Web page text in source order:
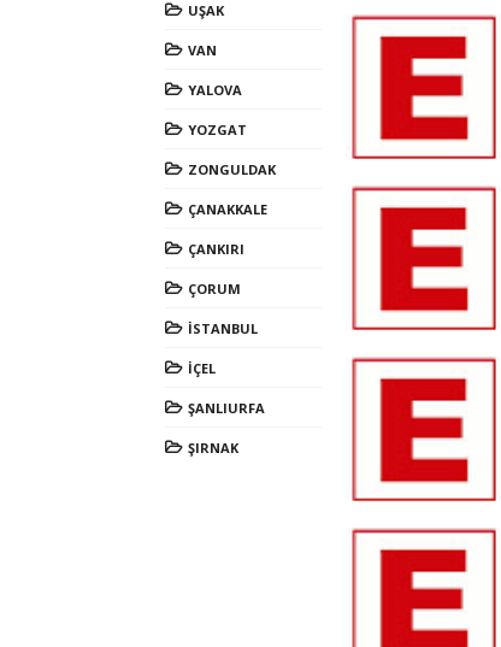
UŞAK
VAN
YALOVA
YOZGAT
ZONGULDAK
ÇANAKKALE
ÇANKIRI
ÇORUM
İSTANBUL
İÇEL
ŞANLIURFA
ŞIRNAK